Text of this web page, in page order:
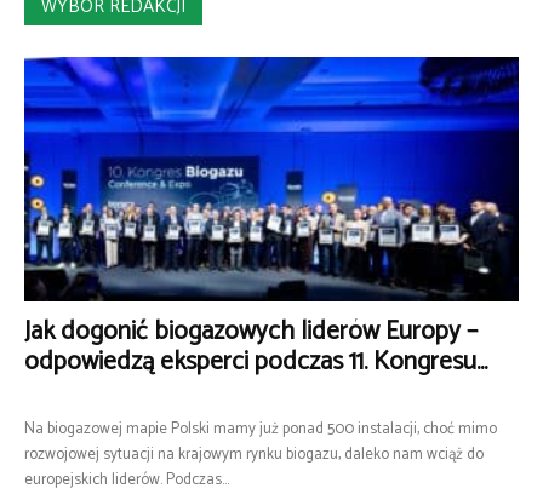
WYBÓR REDAKCJI
Jak dogonić biogazowych liderów Europy –
odpowiedzą eksperci podczas 11. Kongresu...
Na biogazowej mapie Polski mamy już ponad 500 instalacji, choć mimo
rozwojowej sytuacji na krajowym rynku biogazu, daleko nam wciąż do
europejskich liderów. Podczas...